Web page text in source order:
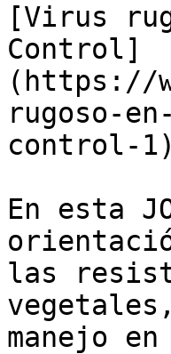
[Virus
Control]
(https://
rugoso-
control-1)
En esta
las
manejo en